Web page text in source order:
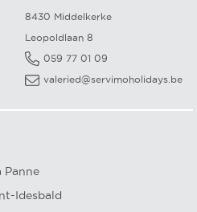
8430 Middelkerke
Leopoldlaan 8
059 77 01 09
valeried@servimoholidays.be
Panne
Idesbald